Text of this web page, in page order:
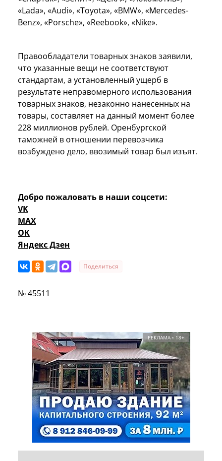
«Lada», «Audi», «Toyota», «BMW», «Mercedes-
Benz», «Porsche», «Reebook», «Nike».
Правообладатели товарных знаков заявили,
что указанные вещи не соответствуют
стандартам, а установленный ущерб в
результате неправомерного использования
товарных знаков, незаконно нанесенных на
товары, составляет на данный момент более
228 миллионов рублей. Оренбургской
таможней в отношении перевозчика
возбуждено дело, ввозимый товар был изъят.
Добро пожаловать в наши соцсети:
VK
MAX
OK
Яндекс Дзен
Поделиться
№ 45511
РЕКЛАМА • 18+